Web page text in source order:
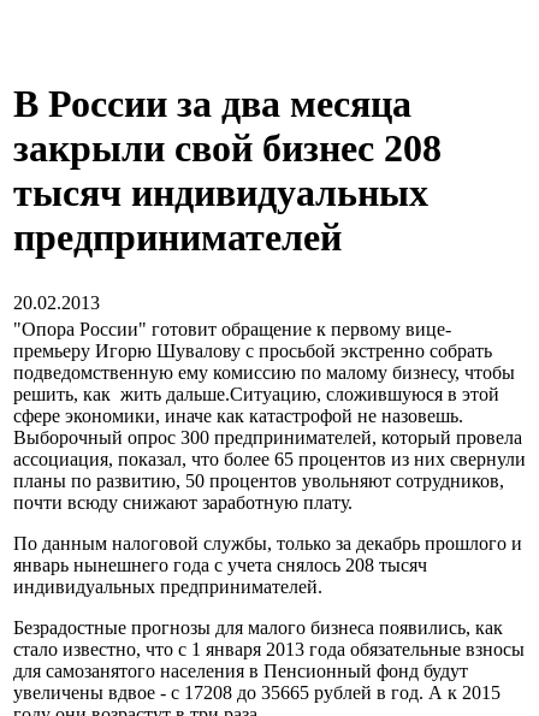
В России за два месяца
закрыли свой бизнес 208
тысяч индивидуальных
предпринимателей
20.02.2013
"Опора России" готовит обращение к первому вице-
премьеру Игорю Шувалову с просьбой экстренно собрать
подведомственную ему комиссию по малому бизнесу, чтобы
решить, как жить дальше.Ситуацию, сложившуюся в этой
сфере экономики, иначе как катастрофой не назовешь.
Выборочный опрос 300 предпринимателей, который провела
ассоциация, показал, что более 65 процентов из них свернули
планы по развитию, 50 процентов увольняют сотрудников,
почти всюду снижают заработную плату.
По данным налоговой службы, только за декабрь прошлого и
январь нынешнего года с учета снялось 208 тысяч
индивидуальных предпринимателей.
Безрадостные прогнозы для малого бизнеса появились, как
стало известно, что с 1 января 2013 года обязательные взносы
для самозанятого населения в Пенсионный фонд будут
увеличены вдвое - с 17208 до 35665 рублей в год. А к 2015